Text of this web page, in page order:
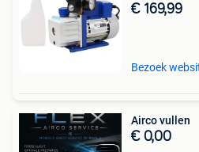
€ 169,99
Bezoek
Airco vullen
€ 0,00